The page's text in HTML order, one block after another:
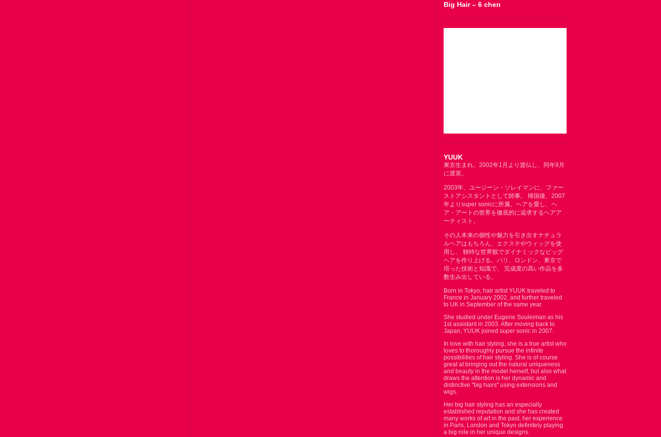
Big Hair – 6 chen
YUUK
東京生まれ。2002年1月より渡仏し、同年9月
に渡英。
2003年、ユージーン・ソレイマンに、ファー
ストアシスタントとして師事。 帰国後、2007
年よりsuper sonicに所属。ヘアを愛し、ヘ
ア・アートの世界を徹底的に追求するヘアア
ーティスト。
その人本来の個性や魅力を引き出すナチュラ
ルヘアはもちろん、エクステやウィッグを使
用し、 独特な世界観でダイナミックなビッグ
ヘアを作り上げる。パリ、ロンドン、東京で
培った技術と知識で、 完成度の高い作品を多
数生み出している。
Born in Tokyo, hair artist YUUK traveled to
France in January 2002, and further traveled
to UK in September of the same year.
She studied under Eugene Souleiman as his
1st assistant in 2003. After moving back to
Japan, YUUK joined super sonic in 2007.
In love with hair styling, she is a true artist who
loves to thoroughly pursue the infinite
possibilities of hair styling. She is of course
great at bringing out the natural uniqueness
and beauty in the model herself, but also what
draws the attention is her dynamic and
distinctive "big hairs" using extensions and
wigs.
Her big hair styling has an especially
established reputation and she has created
many works of art in the past, her experience
in Paris, London and Tokyo definitely playing
a big role in her unique designs.